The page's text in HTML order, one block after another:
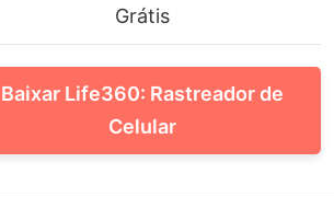
Grátis
Baixar Life360: Rastreador de
Celular